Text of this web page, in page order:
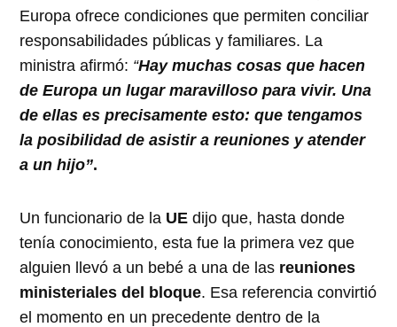
Europa ofrece condiciones que permiten conciliar
responsabilidades públicas y familiares. La
ministra afirmó: “Hay muchas cosas que hacen
de Europa un lugar maravilloso para vivir. Una
de ellas es precisamente esto: que tengamos
la posibilidad de asistir a reuniones y atender
a un hijo”.
Un funcionario de la UE dijo que, hasta donde
tenía conocimiento, esta fue la primera vez que
alguien llevó a un bebé a una de las reuniones
ministeriales del bloque. Esa referencia convirtió
el momento en un precedente dentro de la